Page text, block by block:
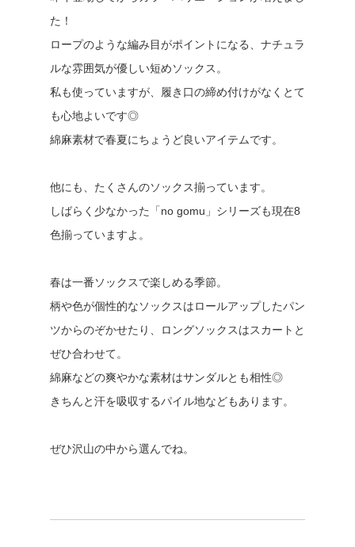
た！
ロープのような編み目がポイントになる、ナチュラ
ルな雰囲気が優しい短めソックス。
私も使っていますが、履き口の締め付けがなくとて
も心地よいです◎
綿麻素材で春夏にちょうど良いアイテムです。
他にも、たくさんのソックス揃っています。
しばらく少なかった「no gomu」シリーズも現在8
色揃っていますよ。
春は一番ソックスで楽しめる季節。
柄や色が個性的なソックスはロールアップしたパン
ツからのぞかせたり、ロングソックスはスカートと
ぜひ合わせて。
綿麻などの爽やかな素材はサンダルとも相性◎
きちんと汗を吸収するパイル地などもあります。
ぜひ沢山の中から選んでね。